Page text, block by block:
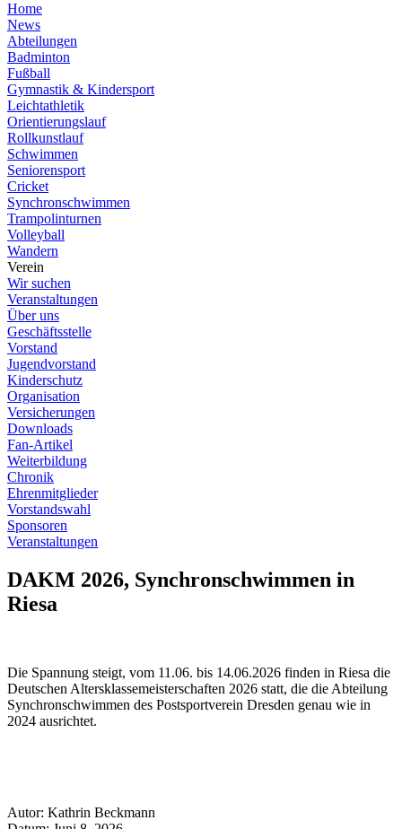
Home
News
Abteilungen
Badminton
Fußball
Gymnastik & Kindersport
Leichtathletik
Orientierungslauf
Rollkunstlauf
Schwimmen
Seniorensport
Cricket
Synchronschwimmen
Trampolinturnen
Volleyball
Wandern
Verein
Wir suchen
Veranstaltungen
Über uns
Geschäftsstelle
Vorstand
Jugendvorstand
Kinderschutz
Organisation
Versicherungen
Downloads
Fan-Artikel
Weiterbildung
Chronik
Ehrenmitglieder
Vorstandswahl
Sponsoren
Veranstaltungen
DAKM 2026, Synchronschwimmen in
Riesa
Die Spannung steigt, vom 11.06. bis 14.06.2026 finden in Riesa die
Deutschen Altersklassemeisterschaften 2026 statt, die die Abteilung
Synchronschwimmen des Postsportverein Dresden genau wie in
2024 ausrichtet.
Autor: Kathrin Beckmann